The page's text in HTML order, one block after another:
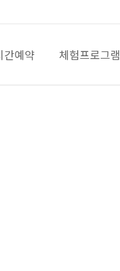
간예약 체험프로그램